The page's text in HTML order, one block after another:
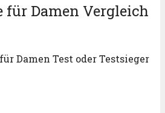
für Damen Vergleich
Damen Test oder Testsieger